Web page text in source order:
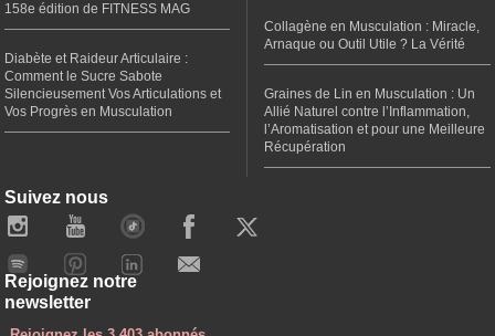
158e édition de FITNESS MAG
Diabète et Raideur Articulaire :
Comment le Sucre Sabote
Silencieusement Vos Articulations et
Vos Progrès en Musculation
Collagène en Musculation : Miracle,
Arnaque ou Outil Utile ? La Vérité
Graines de Lin en Musculation : Un
Allié Naturel contre l’Inflammation,
l’Aromatisation et pour une Meilleure
Récupération
Suivez nous
Rejoignez notre
newsletter